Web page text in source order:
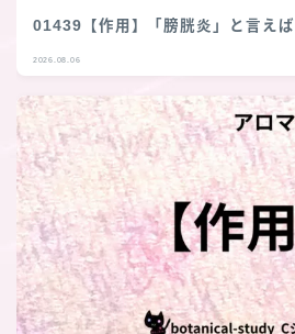
01439【作用】「膀胱炎」と言えば
2026.08.06